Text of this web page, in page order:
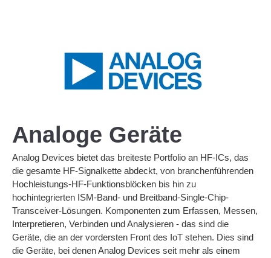
Analoge Geräte
Analog Devices bietet das breiteste Portfolio an HF-ICs, das
die gesamte HF-Signalkette abdeckt, von branchenführenden
Hochleistungs-HF-Funktionsblöcken bis hin zu
hochintegrierten ISM-Band- und Breitband-Single-Chip-
Transceiver-Lösungen. Komponenten zum Erfassen, Messen,
Interpretieren, Verbinden und Analysieren - das sind die
Geräte, die an der vordersten Front des IoT stehen. Dies sind
die Geräte, bei denen Analog Devices seit mehr als einem